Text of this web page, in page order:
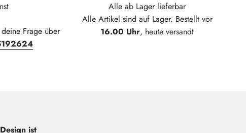
Frage über
Alle ab Lager lieferbar
Alle Artikel sind auf Lager. Bestellt vor
16.00 Uhr, heute versandt
ist